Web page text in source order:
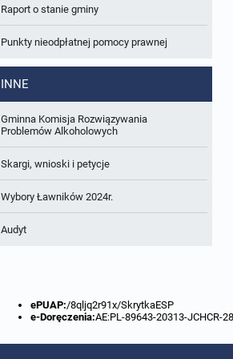
W trakcie opracowania
Zbiory danych przestrzennych
Analizy zmian w zagospodarowaniu
Raport o stanie gminy
Punkty nieodpłatnej pomocy prawnej
INNE
Gminna Komisja Rozwiązywania
Problemów Alkoholowych
Skargi, wnioski i petycje
Wybory Ławników 2024r.
Audyt
ePUAP:/8qljq2r91x/SkrytkaESP
e-Doręczenia:AE:PL-89643-20313-JCHCR-28